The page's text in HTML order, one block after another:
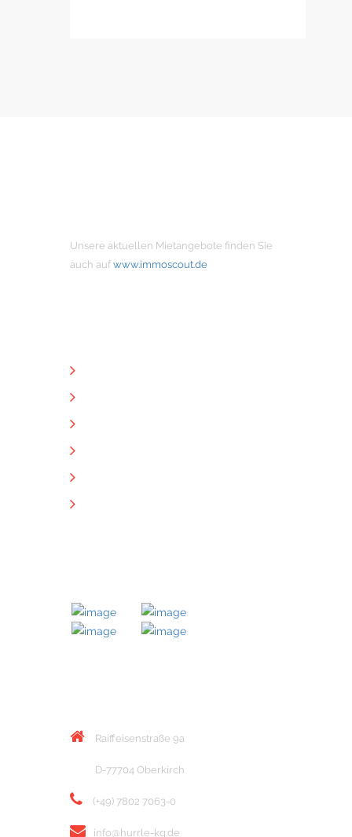
Unsere aktuellen Mietangebote finden Sie
auch auf www.immoscout.de
Raiffeisenstraße 9a
D-77704 Oberkirch
(+49) 7802 7063-0
info@hurrle-kg.de